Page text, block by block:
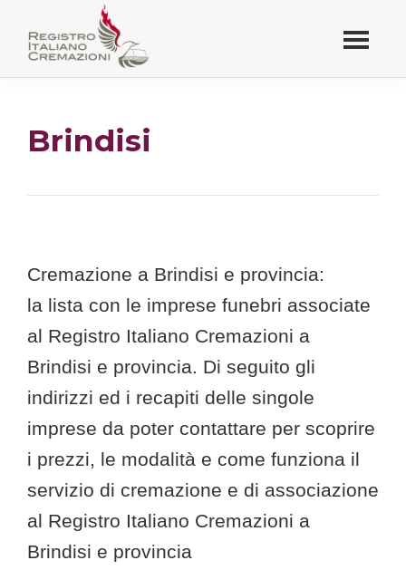
contenuto
principaleRegistro Italiano
Brindisi
Cremazione a Brindisi e provincia:
la lista con le imprese funebri associate
al Registro Italiano Cremazioni a
Brindisi e provincia. Di seguito gli
indirizzi ed i recapiti delle singole
imprese da poter contattare per scoprire
i prezzi, le modalità e come funziona il
servizio di cremazione e di associazione
al Registro Italiano Cremazioni a
Brindisi e provincia